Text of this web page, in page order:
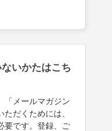
いかたはこち
「メールマガジン
だくためには、
要です。登録、ご